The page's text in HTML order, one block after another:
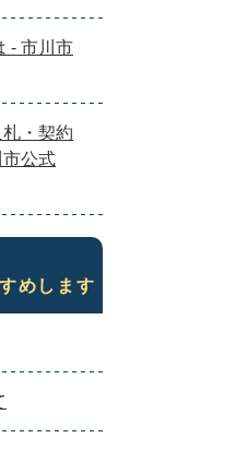
- 市川市
・契約
公式
めします